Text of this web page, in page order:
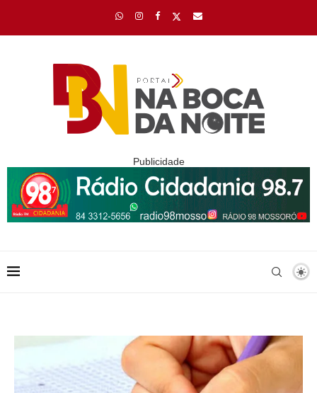
Publicidade